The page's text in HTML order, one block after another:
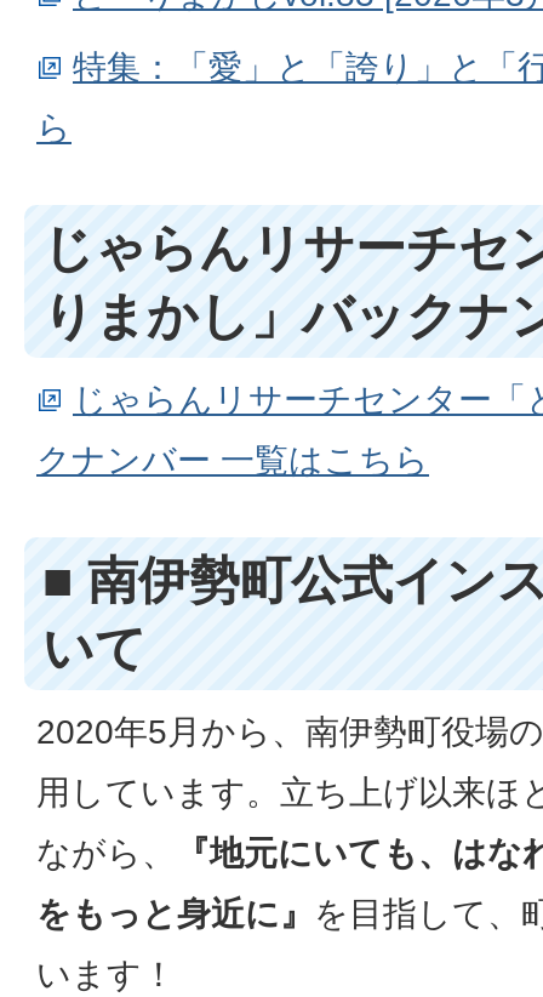
特集：「愛」と「誇り」と「
ら
じゃらんリサーチセ
りまかし」バックナ
じゃらんリサーチセンター
クナンバー 一覧はこちら
■ 南伊勢町公式イン
いて
2020年5月から、南伊勢町役場
用しています。立ち上げ以来ほ
ながら、
『地元にいても、は
をもっと身近に』 を目指して、
います！